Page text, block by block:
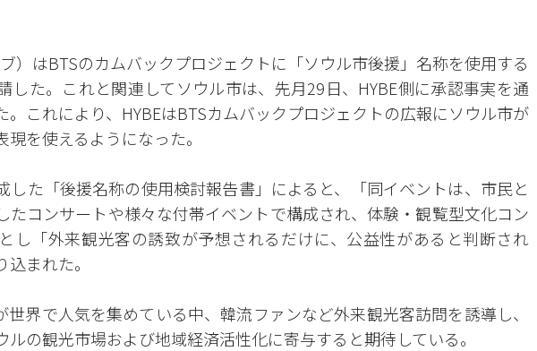
）はBTSのカムバックプロジェクトに「ソウル市後援」名称を使用する
した。これと関連してソウル市は、先月29日、HYBE側に承認事実を通
。これにより、HYBEはBTSカムバックプロジェクトの広報にソウル市が
を使えるようになった。
した「後援名称の使用検討報告書」によると、「同イベントは、市民と
たコンサートや様々な付帯イベントで構成され、体験・観覧型文化コン
し「外来観光客の誘致が予想されるだけに、公益性があると判断され
まれた。
世界で人気を集めている中、韓流ファンなど外来観光客訪問を誘導し、
の観光市場および地域経済活性化に寄与すると期待している。